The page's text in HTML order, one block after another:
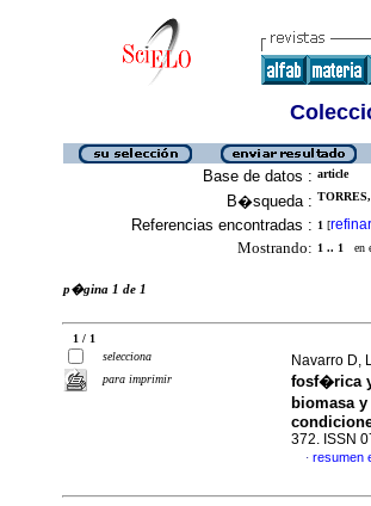
Base de datos : article
B�squeda :
Referencias encontradas : 1 [refinar
Mostrando: 1 .. 1 en
p�gina 1 de 1
1 / 1
selecciona
para imprimir
Navarro
fosf�rica
biomasa
372. ISSN
· resumen